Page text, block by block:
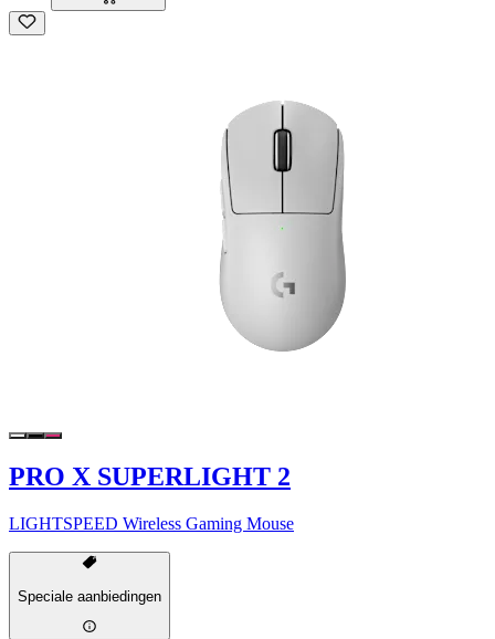
PRO X SUPERLIGHT 2
LIGHTSPEED Wireless Gaming Mouse
Speciale aanbiedingen